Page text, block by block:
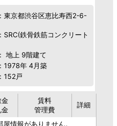
東京都渋谷区恵比寿西2-6-
SRC(鉄骨鉄筋コンクリート
地上 9階建て
1978年 4月築
152戸
賃料
管理費
詳細
情報がありません。